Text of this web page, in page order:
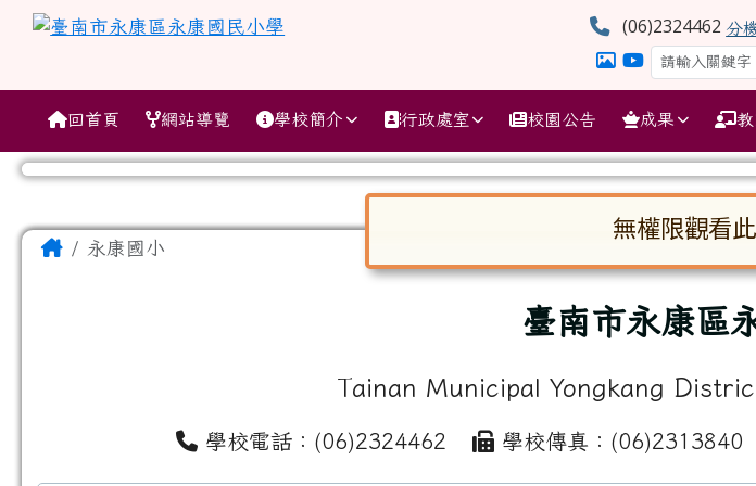
跳至主內容區
臺南市永康區永康國民小學 (06)2324462 分
導覽列
回首頁 網站導覽 學校簡介 行政處室 校園公告 成果 教
主內容區域
Home永康國小
臺南市永康區
Tainan Municipal Yongkang
學校電話：(06)2324462 學校傳真：(06)2313840
頁尾區域
無權限觀看
對話框已開啟。請使用 Tab 鍵在